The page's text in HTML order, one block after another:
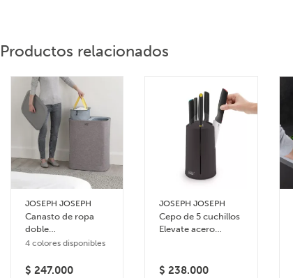
Productos relacionados
JOSEPH JOSEPH
Canasto de ropa
doble
compartimiento 90
4 colores disponibles
$ 247.000
JOSEPH JOSEPH
Cepo de 5 cuchillos
Elevate acero
$ 238.000